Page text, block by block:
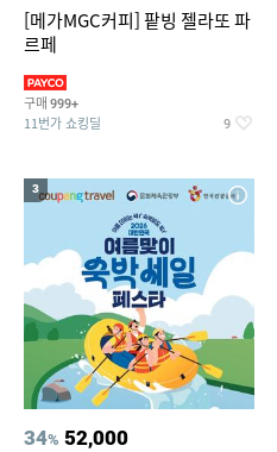
[메가MGC커피] 팥빙 젤라또 파
르페
구매 999+
11번가 쇼킹딜 9
3
34% 52,000